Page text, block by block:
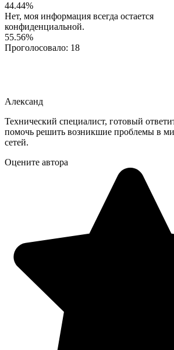
44.44%
Нет, моя информация всегда остается
конфиденциальной.
55.56%
Проголосовало: 18
Александ
Технический специалист, готовый
помочь решить возникшие проблемы в
сетей.
Оцените автора